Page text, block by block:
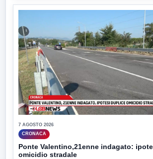
7 AGOSTO 2026
CRONACA
Ponte Valentino,21enne indagato:
omicidio stradale